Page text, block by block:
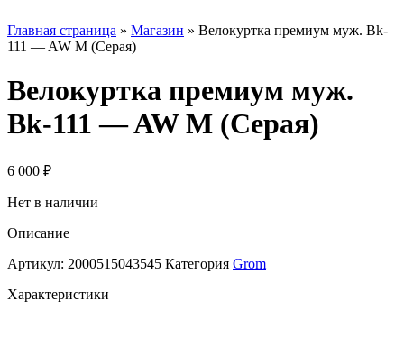
Главная страница » Магазин » Велокуртка премиум муж. Вk-
111 — AW M (Серая)
Велокуртка премиум муж.
Вk-111 — AW M (Серая)
6 000 ₽
Нет в наличии
Описание
Артикул: 2000515043545 Категория Grom
Характеристики